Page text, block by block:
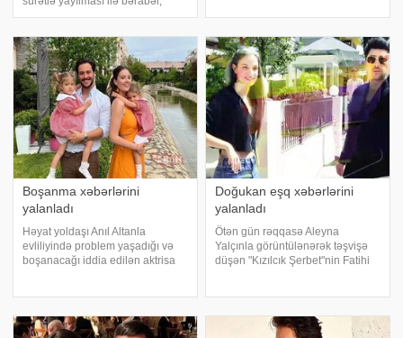
yalan məlumatın da yayılmasına
ezam edilən müxbirinin verdiyi
məlumata əsasən, bunu II Qlobal
Medi
ilə bağlı sualları cavabsı
Boşanma xəbərlərini
yalanladı
Həyat yoldaşı Anıl Altanla
evliliyində problem yaşadığı və
boşanacağı iddia edilən aktrisa
deyib. "Hal-hazırda boşanma
Doğukan eşq xəbərlərini
yalanladı
Ötən gün rəqqasə Aleyna
Yalçınla görüntülənərək təşvişə
düşən "Kızılcık Şerbet"nin Fatihi
davranışlar tənqid olunub. Aktyo